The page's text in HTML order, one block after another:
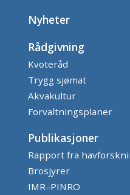
Nyheter
Rådgivning
Kvoteråd
Trygg sjømat
Akvakultur
Forvaltningsplaner
Publikasjoner
Rapport fra
Brosjyrer
IMR–PINRO